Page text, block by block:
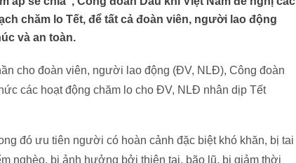
chăm lo Tết, để tất cả đoàn viên, người lao động
và an toàn.
cho đoàn viên, người lao động (ĐV, NLĐ), Công đoàn
các hoạt động chăm lo cho ĐV, NLĐ nhân dịp Tết
đó ưu tiên người có hoàn cảnh đặc biệt khó khăn, bị tai
nghèo, bị ảnh hưởng bởi thiên tai, bão lũ, bị giảm thời